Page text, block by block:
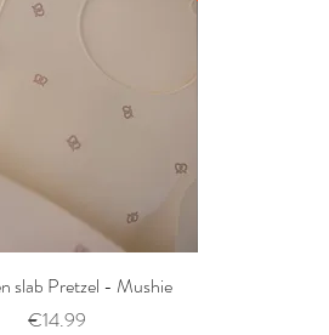
slab Pretzel - Mushie
Prijs
€14.99